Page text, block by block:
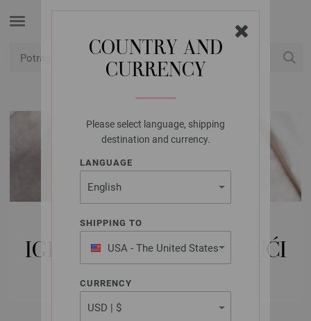
COUNTRY AND
CURRENCY
Please select language, shipping
destination and currency.
LANGUAGE
SHIPPING TO
USA - The United States
of America
CURRENCY
LANA GROSSA IGLE |
IGLATAČKA | NEHRĐAJUĆI
ČELIK